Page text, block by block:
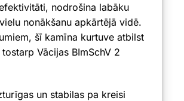
nodrošina labāku
nonākšanu apkārtējā vidē.
šī kamīna kurtuve atbilst
Vācijas BImSchV 2
un stabilas pa kreisi